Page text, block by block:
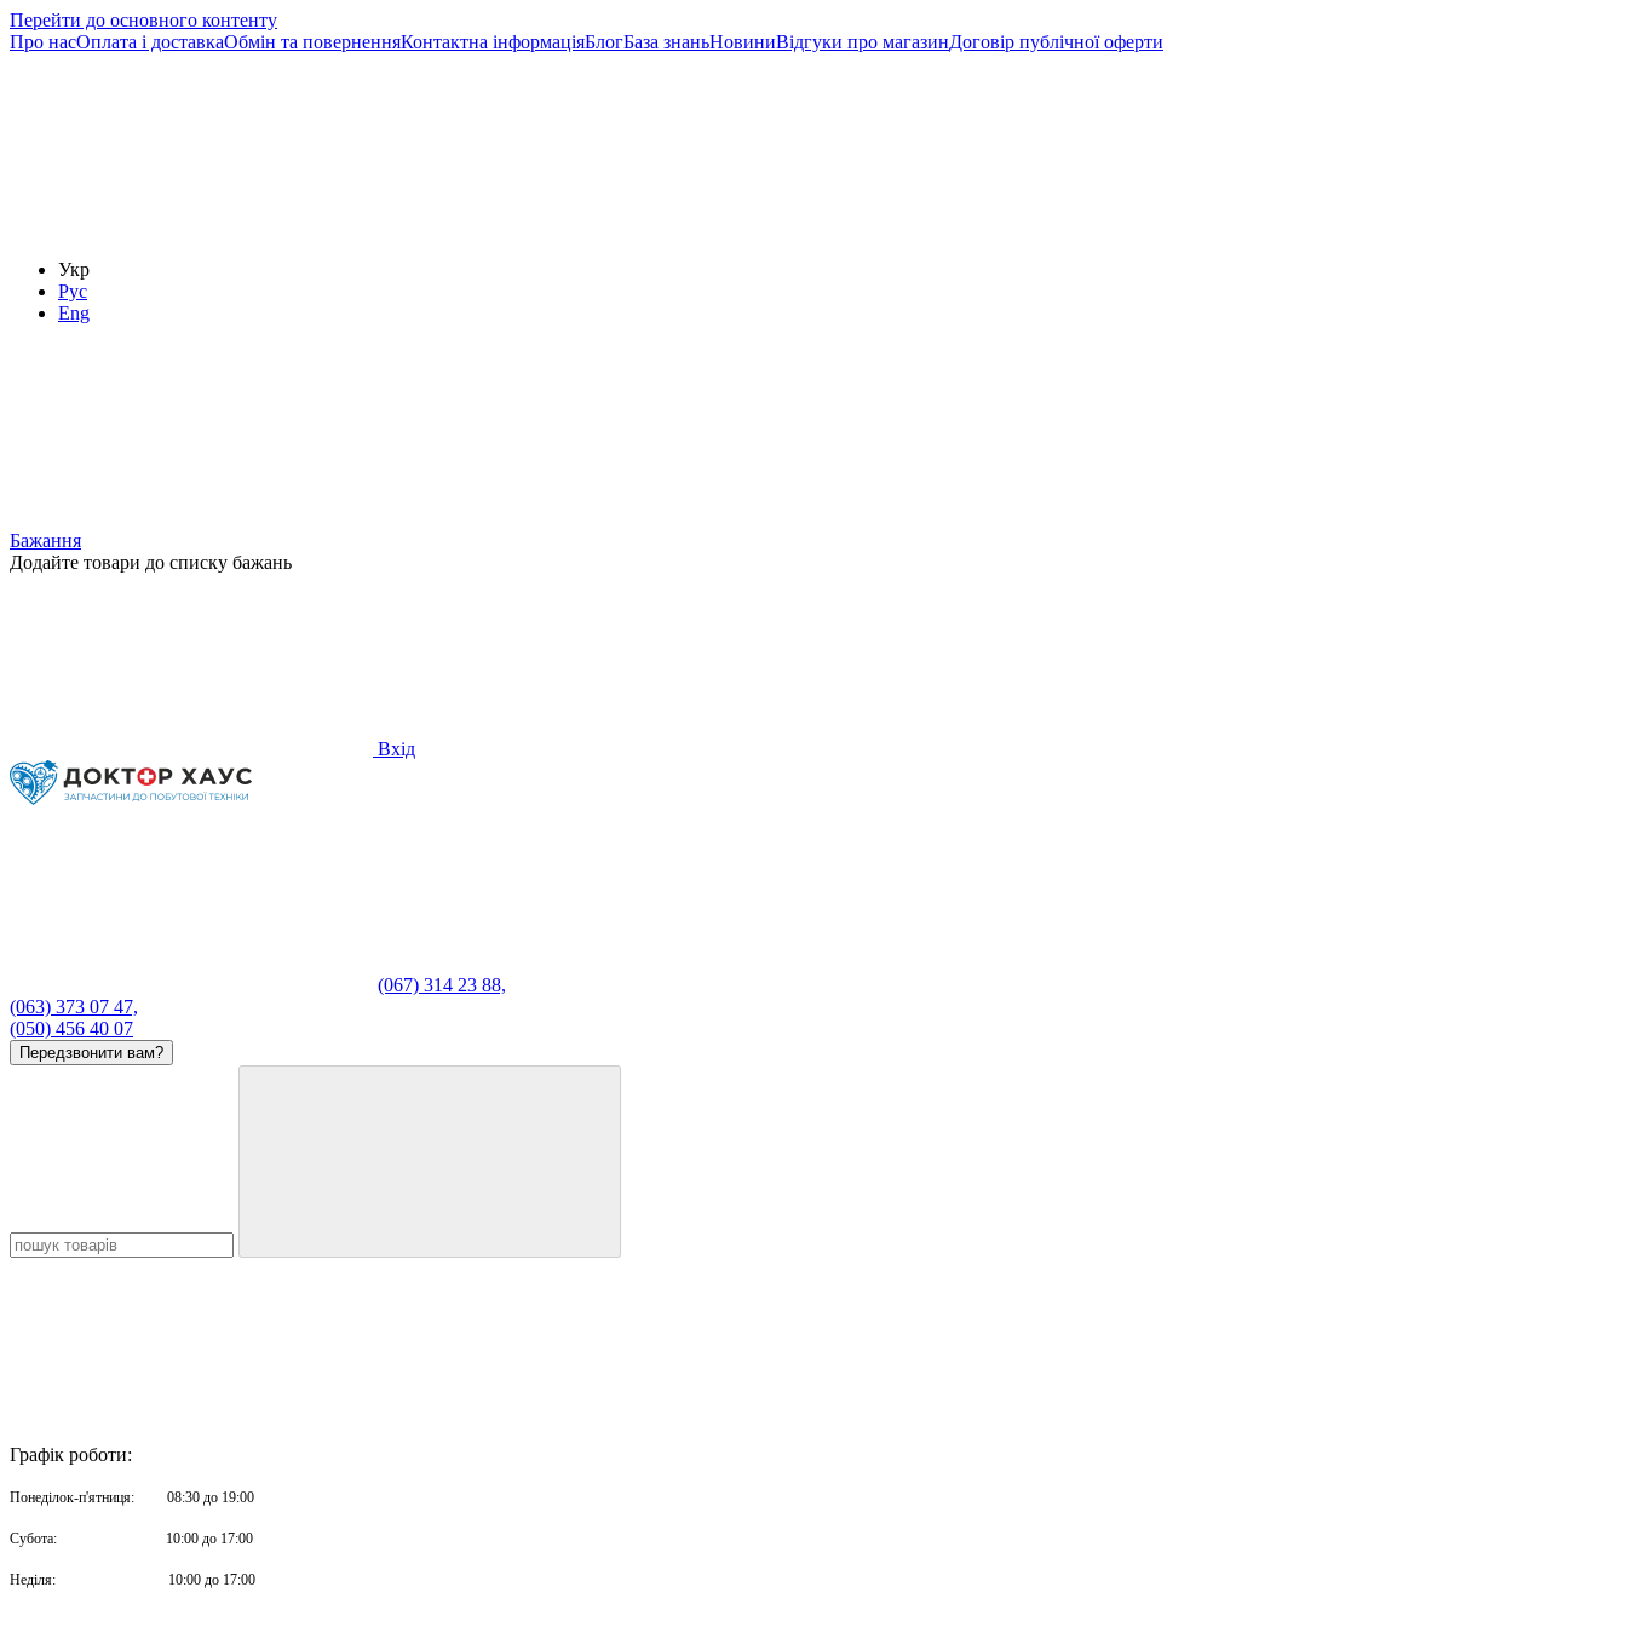
Перейти до основного контенту
Про насОплата і доставкаОбмін та поверненняКонтактна інформаціяБлогБаза знаньНовиниВідгуки про магазинДоговір публічної оферти
Укр
Рус
Eng
Бажання
Додайте товари до списку бажань
Вхід
(067) 314 23 88,
(063) 373 07 47,
(050) 456 40 07
Передзвонити вам?
Графік роботи:
Понеділок-п'ятниця: 08:30 до 19:00
Субота: 10:00 до 17:00
Неділя: 10:00 до 17:00